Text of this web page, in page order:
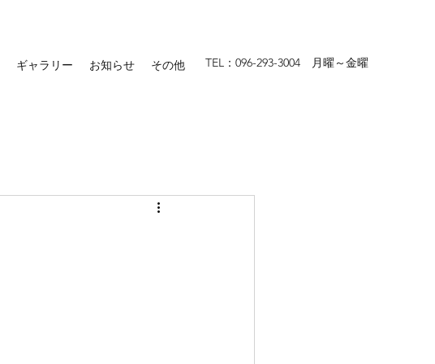
ギャラリー お知らせ その他 TEL：096-293-3004 月曜～金曜